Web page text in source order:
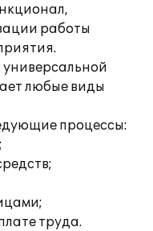
работы
универсальной
любые виды
процессы:
труда.